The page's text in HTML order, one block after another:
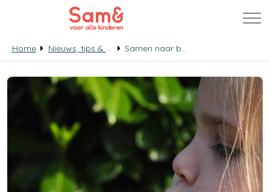
Home Nieuws, tips & verhalen Samen naar buiten: 8 leuke en gratis buitenspeeltips voor gezinnen